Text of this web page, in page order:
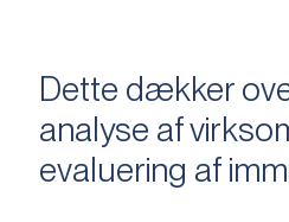
Dette dækker
analyse af
evaluering af